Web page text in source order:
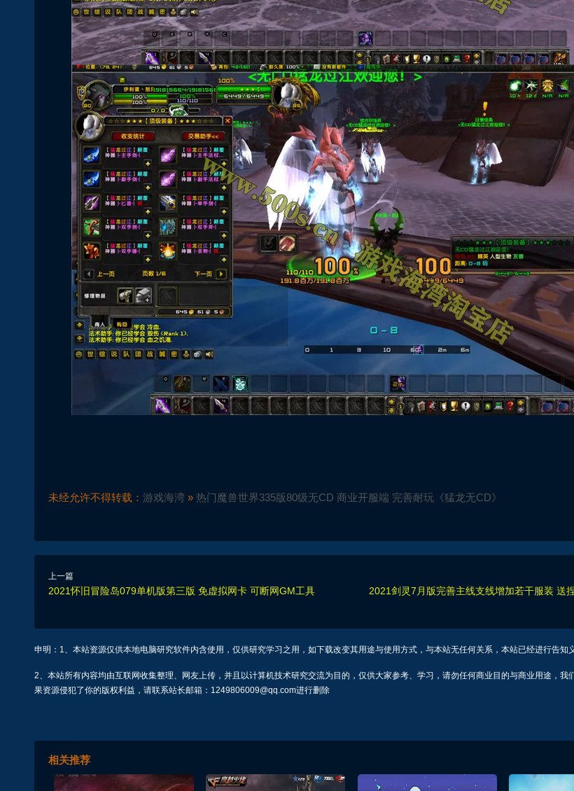
未经允许不得转载： 游戏海湾» 热门魔兽世界335版80级无CD 商业开服端 完善耐玩《猛龙无CD》
上一篇
2021怀旧冒险岛079单机版第三版 免虚拟网卡 可断网GM工具
2021剑灵7月版完善主线支线增加若干服装 送
申明：1、本站资源仅供本地电脑研究软件内含使用，仅供研究学习之用，如下载改变其用途与使用方式，与本站无任何关系，本站已经进行告知
2、本站所有内容均由互联网收集整理、网友上传，并且以计算机技术研究交流为目的，仅供大家参考、学习，请勿任何商业目的与商业用途，我
果资源侵犯了你的版权利益，请联系站长邮箱：1249806009@qq.com进行删除
相关推荐